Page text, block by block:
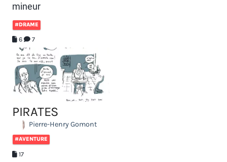
mineur
#DRAME
6 7
PIRATES
Pierre-Henry Gomont
#AVENTURE
17